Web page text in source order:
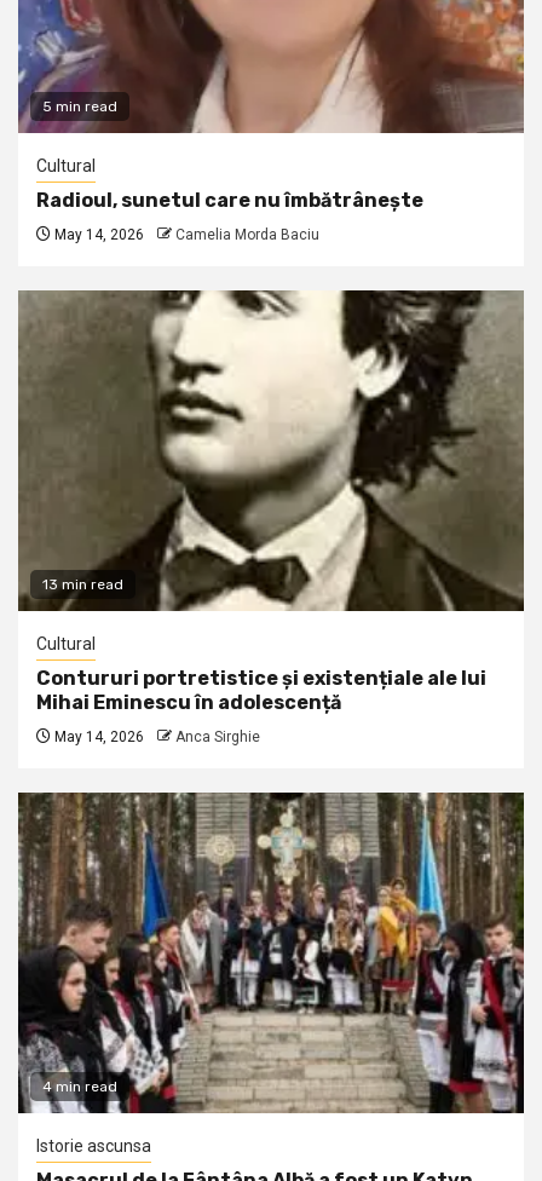
5 min read
Cultural
Radioul, sunetul care nu îmbătrânește
May 14, 2026 Camelia Morda Baciu
13 min read
Cultural
Contururi portretistice și existențiale ale lui
Mihai Eminescu în adolescență
May 14, 2026 Anca Sirghie
4 min read
Istorie ascunsa